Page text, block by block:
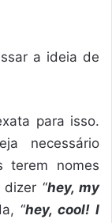
a ideia de
para isso.
necessário
terem nomes
“hey, my
“hey, cool! I